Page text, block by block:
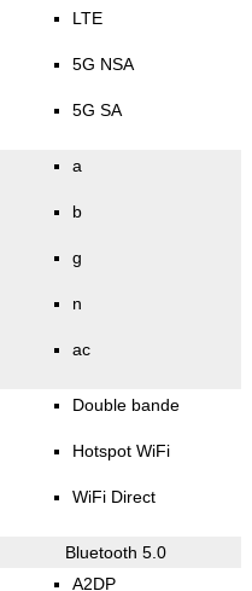
LTE
5G NSA
5G SA
a
b
g
n
ac
Double bande
Hotspot WiFi
WiFi Direct
Bluetooth 5.0
A2DP